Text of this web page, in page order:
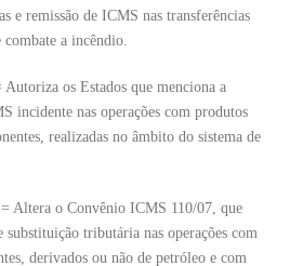
e remissão de ICMS nas transferências
a incêndio.
os Estados que menciona a
incidente nas operações com produtos
realizadas no âmbito do sistema de
Altera o Convênio ICMS 110/07, que
substituição tributária nas operações com
derivados ou não de petróleo e com